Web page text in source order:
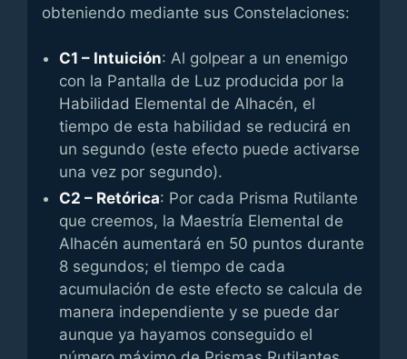
obteniendo mediante sus Constelaciones:
C1 – Intuición: Al golpear a un enemigo
con la Pantalla de Luz producida por la
Habilidad Elemental de Alhacén, el
tiempo de esta habilidad se reducirá en
un segundo (este efecto puede activarse
una vez por segundo).
C2 – Retórica: Por cada Prisma Rutilante
que creemos, la Maestría Elemental de
Alhacén aumentará en 50 puntos durante
8 segundos; el tiempo de cada
acumulación de este efecto se calcula de
manera independiente y se puede dar
aunque ya hayamos conseguido el